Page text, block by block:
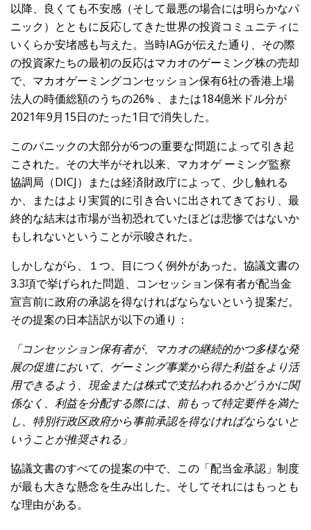
以降、良くても不安感（そして最悪の場合には明らかなパ
ニック）とともに反応してきた世界の投資コミュニティに
いくらか安堵感も与えた。当時IAGが伝えた通り、その際
の投資家たちの最初の反応はマカオのゲーミング株の売却
で、マカオゲーミングコンセッション保有6社の香港上場
法人の時価総額のうちの26% 、または184億米ドル分が
2021年9月15日のたった1日で消失した。
このパニックの大部分が6つの重要な問題によって引き起
こされた。その大半がそれ以来、マカオゲ ーミング監察
協調局（DICJ）または経済財政庁によって、少し触れる
か、またはより実質的に引き合いに出されてきており、最
終的な結末は市場が当初恐れていたほどは悲惨ではないか
もしれないということが示唆された。
しかしながら、１つ、目につく例外があった。協議文書の
3.3項で挙げられた問題、コンセッション保有者が配当金
宣言前に政府の承認を得なければならないという提案だ。
その提案の日本語訳が以下の通り：
「コンセッション保有者が、マカオの継続的かつ多様な発
展の促進において、ゲーミング事業から得た利益をより活
用できるよう、現金または株式で支払われるかどうかに関
係なく、利益を分配する際には、前もって特定要件を満た
し、特別行政区政府から事前承認を得なければならないと
いうことが推奨される」
協議文書のすべての提案の中で、この「配当金承認」制度
が最も大きな懸念を生み出した。そしてそれにはもっとも
な理由がある。